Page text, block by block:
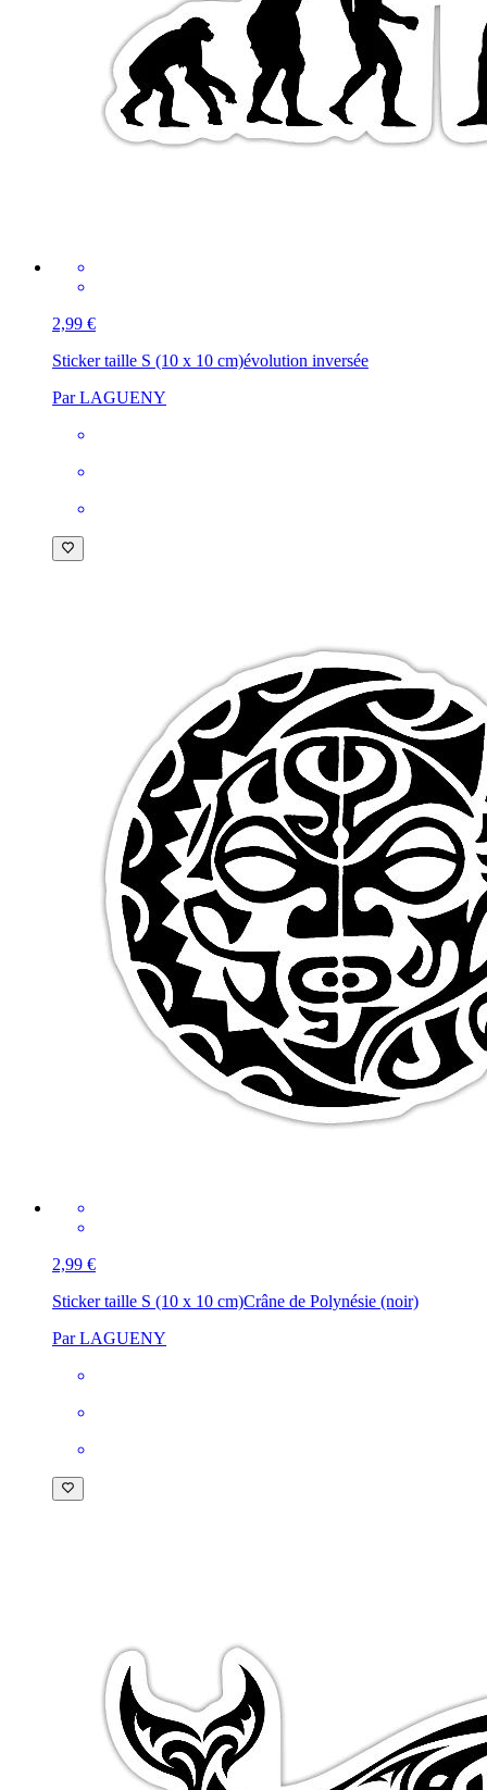
2,99 €
Sticker taille S (10 x 10 cm)évolution inversée
Par LAGUENY
2,99 €
Sticker taille S (10 x 10 cm)Crâne de Polynésie (noir)
Par LAGUENY